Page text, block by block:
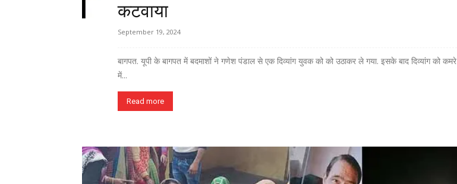
कटवाया
September 19, 2024
बागपत. यूपी के बागपत में बदमाशों ने गणेश पंडाल से एक दिव्यांग युवक को को उठाकर ले गया. इसके बाद दिव्यांग को कमरे
में...
Read more